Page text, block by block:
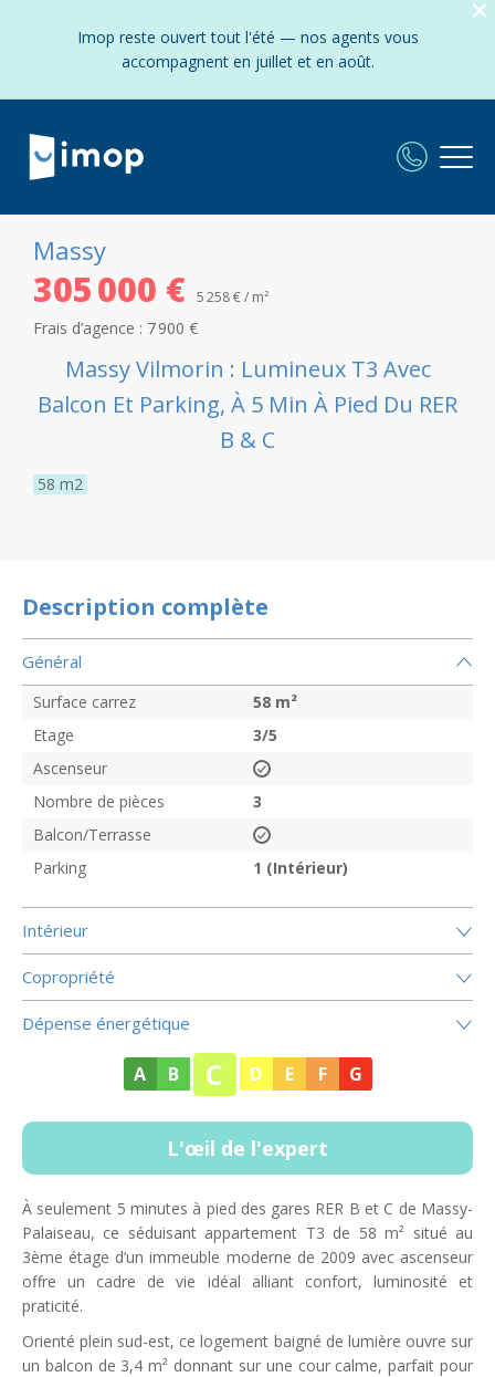
Imop reste ouvert tout l'été — nos agents vous
accompagnent en juillet et en août.
Massy
305 000 € 5 258 € / m²
Frais d’agence : 7 900 €
Massy Vilmorin : Lumineux T3 Avec
Balcon Et Parking, À 5 Min À Pied Du RER
B & C
58 m2
Description complète
Général
Surface carrez 58 m²
Etage
3/5
Ascenseur
Nombre de pièces
3
Balcon/Terrasse
Parking
1 (Intérieur)
Intérieur
Copropriété
Dépense énergétique
A B C D E F G
L'œil de l'expert
À seulement 5 minutes à pied des gares RER B et C de Massy-
Palaiseau, ce séduisant appartement T3 de 58 m² situé au
3ème étage d’un immeuble moderne de 2009 avec ascenseur
offre un cadre de vie idéal alliant confort, luminosité et
praticité.
Orienté plein sud-est, ce logement baigné de lumière ouvre sur
un balcon de 3,4 m² donnant sur une cour calme, parfait pour